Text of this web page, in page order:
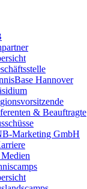
Hannover
& Beauftragte
Marketing GmbH